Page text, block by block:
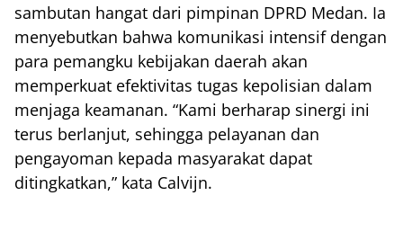
sambutan hangat dari pimpinan DPRD Medan. Ia
menyebutkan bahwa komunikasi intensif dengan
para pemangku kebijakan daerah akan
memperkuat efektivitas tugas kepolisian dalam
menjaga keamanan. “Kami berharap sinergi ini
terus berlanjut, sehingga pelayanan dan
pengayoman kepada masyarakat dapat
ditingkatkan,” kata Calvijn.